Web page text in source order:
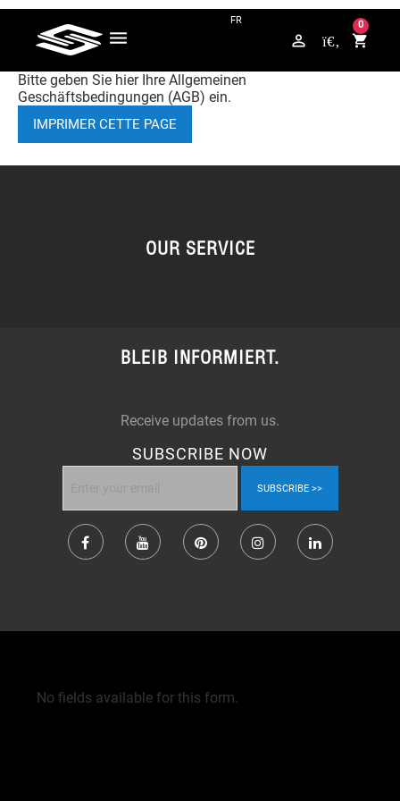
FRAGEN? KONTAKTIERE UNS AUF WHATSAPP +49 176 / 5789 4265
perm_identity
0
shopping_cart
Bitte geben Sie hier Ihre Allgemeinen
Geschäftsbedingungen (AGB) ein.
OUR SERVICE
BLEIB INFORMIERT.
Receive updates from us.
SUBSCRIBE NOW
SUBSCRIBE
No fields available for this form.